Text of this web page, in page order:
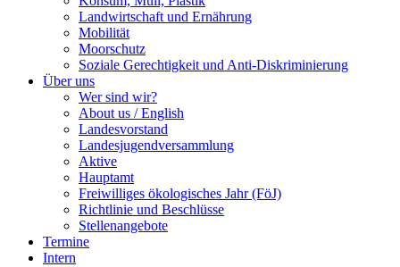
Landwirtschaft und Ernährung
Mobilität
Moorschutz
Soziale Gerechtigkeit und Anti-Diskriminierung
Über uns
Wer sind wir?
About us / English
Landesvorstand
Landesjugendversammlung
Aktive
Hauptamt
Freiwilliges ökologisches Jahr (FöJ)
Richtlinie und Beschlüsse
Stellenangebote
Termine
Intern